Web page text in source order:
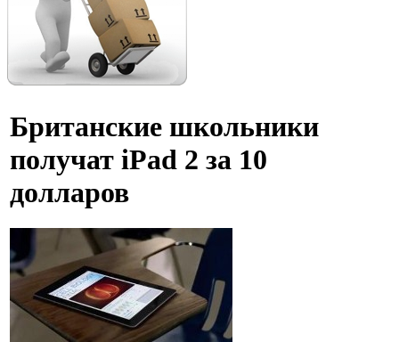
Британские школьники
получат iPad 2 за 10
долларов